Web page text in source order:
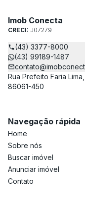
Imob Conecta
CRECI: J07279
(43) 3377-8000
(43) 99189-1487
Rua Prefeito Faria
86061-450
Navegação rápida
Home
Sobre nós
Buscar imóvel
Anunciar imóvel
Contato